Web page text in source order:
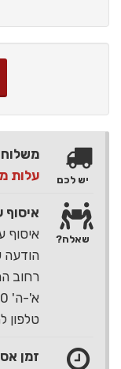
משלוח
עלות
איסוף
איסוף
הודעה
רחוב ההגנה 40
א'-ה' 17:30 - 8:30
טלפון
זמן
יש לכם
שאלה?